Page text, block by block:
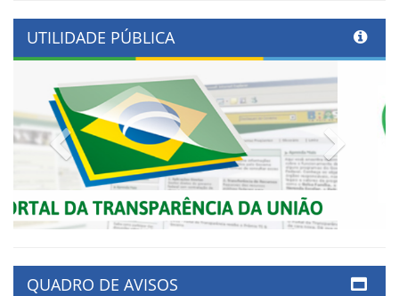
UTILIDADE PÚBLICA
Previous Next
QUADRO DE AVISOS